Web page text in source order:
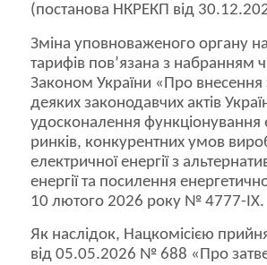
(постанова НКРЕКП від
Зміна уповноваженого органу
тарифів пов’язана з набранням
Законом України «Про внесення
деяких законодавчих актів
удосконалення функціонування
ринків, конкурентних умов
електричної енергії з
енергії та посилення
10 лютого 2026 року № 4777-IX.
Як наслідок, Нацкомісією
від 05.05.2026 № 688 «Про